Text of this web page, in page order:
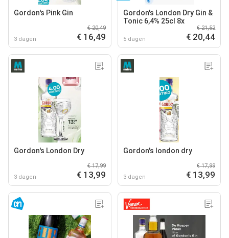
Gordon's Pink Gin
3 dagen
€ 20,49
€ 16,49
Gordon's London Dry Gin &
Tonic 6,4% 25cl 8x
5 dagen
€ 21,52
€ 20,44
Gordon's London Dry
3 dagen
€ 17,99
€ 13,99
Gordon's london dry
3 dagen
€ 17,99
€ 13,99